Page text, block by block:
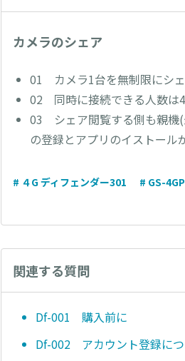
カメラのシェア
01 カメラ1台を無制限にシェ
02 同時に接続できる人数は4
03 シェア閲覧する側も親機(
の登録とアプリのイストール
# ４G ディフェンダー301 # GS-
関連する質問
Df-001 購入前に
Df-002 アカウント登録に